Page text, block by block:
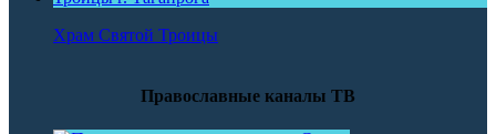
Храм Святой Троицы
Православные каналы ТВ